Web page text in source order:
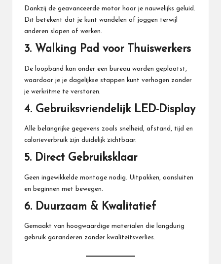
Dankzij de geavanceerde motor hoor je nauwelijks geluid.
Dit betekent dat je kunt wandelen of joggen terwijl
anderen slapen of werken.
3. Walking Pad voor Thuiswerkers
De loopband kan onder een bureau worden geplaatst,
waardoor je je dagelijkse stappen kunt verhogen zonder
je werkritme te verstoren.
4. Gebruiksvriendelijk LED-Display
Alle belangrijke gegevens zoals snelheid, afstand, tijd en
calorieverbruik zijn duidelijk zichtbaar.
5. Direct Gebruiksklaar
Geen ingewikkelde montage nodig. Uitpakken, aansluiten
en beginnen met bewegen.
6. Duurzaam & Kwalitatief
Gemaakt van hoogwaardige materialen die langdurig
gebruik garanderen zonder kwaliteitsverlies.